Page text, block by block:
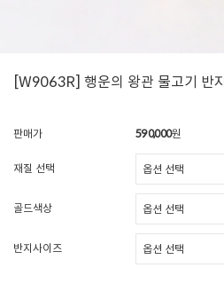
[W9063R] 행운의 왕관 물고기 반지
판매가 590,000원
재질 선택
골드색상
반지사이즈